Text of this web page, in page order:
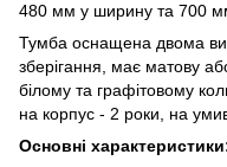
480 мм у ширину та 700
Тумба оснащена двома
зберігання, має матову
білому та графітовому
на корпус - 2 роки, на
Основні